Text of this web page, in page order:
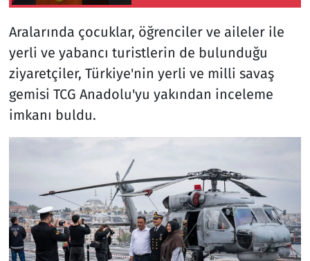
gelmiştir
Aralarında çocuklar, öğrenciler ve aileler ile
yerli ve yabancı turistlerin de bulunduğu
ziyaretçiler, Türkiye'nin yerli ve milli savaş
gemisi TCG Anadolu'yu yakından inceleme
imkanı buldu.